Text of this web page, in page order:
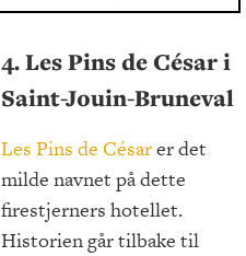
4. Les Pins de César i
Saint-Jouin-Bruneval
Les Pins de Césarer det
milde navnet på dette
firestjerners hotellet.
Historien går tilbake til